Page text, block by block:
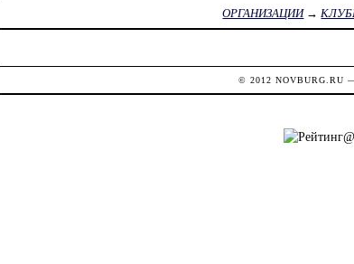
ОРГАНИЗАЦИИ→
© 2012NOVBURG.RU